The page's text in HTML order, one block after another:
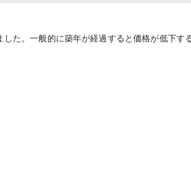
た。一般的に築年が経過すると価格が低下す